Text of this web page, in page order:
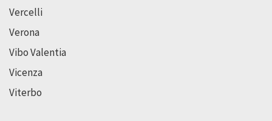
Vercelli
Verona
Vibo Valentia
Vicenza
Viterbo